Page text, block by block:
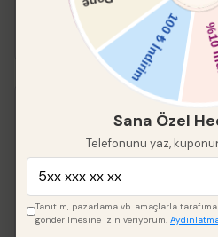
Keskin Kenar
₺ 288.00 ₺
Çap
Sana Özel
Telefonunu yaz,
Tanıtım, pazarlama vb. amaçlarla
gönderilmesine izin veriyorum.